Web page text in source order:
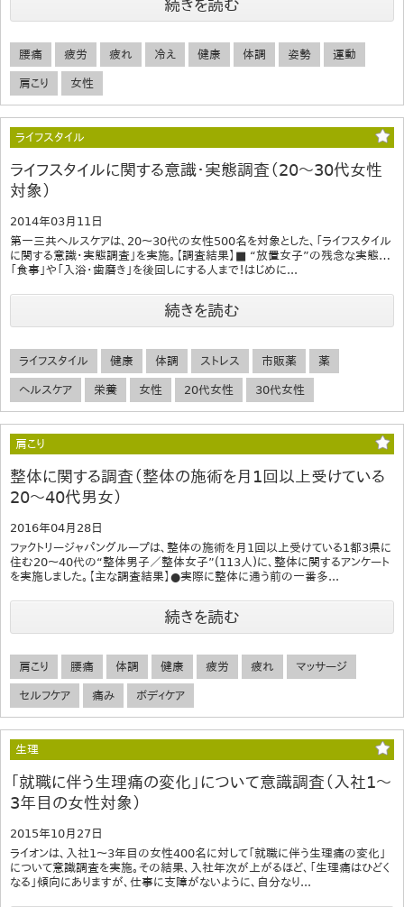
続きを読む
腰痛 疲労 疲れ 冷え 健康 体調 姿勢 運動
肩こり 女性
ライフスタイル
ライフスタイルに関する意識・実態調査（20～30代女性
対象）
2014年03月11日
第一三共ヘルスケアは、20～30代の女性500名を対象とした、「ライフスタイル
に関する意識・実態調査」を実施。【調査結果】■ “放置女子”の残念な実態…
「食事」や「入浴・歯磨き」を後回しにする人まで！はじめに...
続きを読む
ライフスタイル 健康 体調 ストレス 市販薬 薬
ヘルスケア 栄養 女性 20代女性 30代女性
肩こり
整体に関する調査（整体の施術を月1回以上受けている
20～40代男女）
2016年04月28日
ファクトリージャパングループは、整体の施術を月1回以上受けている1都3県に
住む20～40代の“整体男子／整体女子”(113人)に、整体に関するアンケート
を実施しました。【主な調査結果】●実際に整体に通う前の一番多...
続きを読む
肩こり 腰痛 体調 健康 疲労 疲れ マッサージ
セルフケア 痛み ボディケア
生理
「就職に伴う生理痛の変化」について意識調査（入社1～
3年目の女性対象）
2015年10月27日
ライオンは、入社1～3年目の女性400名に対して「就職に伴う生理痛の変化」
について意識調査を実施。その結果、入社年次が上がるほど、「生理痛はひどく
なる」傾向にありますが、仕事に支障がないように、自分なり...